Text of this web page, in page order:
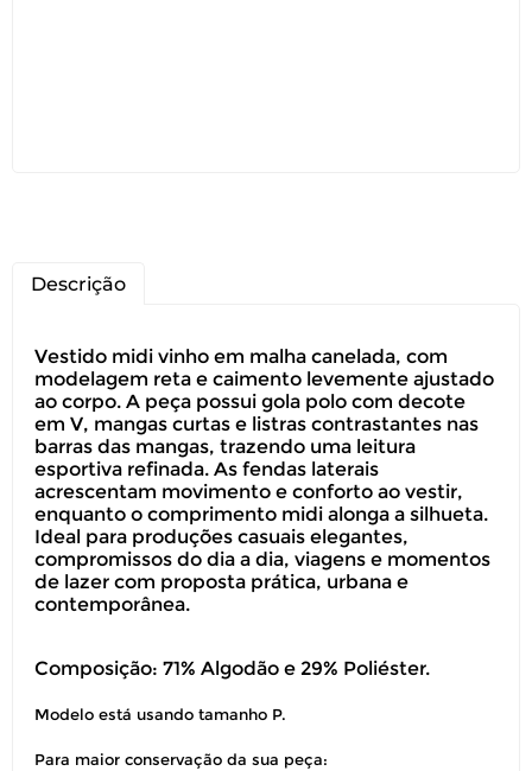
Descrição
Vestido midi vinho em malha canelada, com
modelagem reta e caimento levemente ajustado
ao corpo. A peça possui gola polo com decote
em V, mangas curtas e listras contrastantes nas
barras das mangas, trazendo uma leitura
esportiva refinada. As fendas laterais
acrescentam movimento e conforto ao vestir,
enquanto o comprimento midi alonga a silhueta.
Ideal para produções casuais elegantes,
compromissos do dia a dia, viagens e momentos
de lazer com proposta prática, urbana e
contemporânea.
Composição: 71% Algodão e 29% Poliéster.
Modelo está usando tamanho P.
Para maior conservação da sua peça: